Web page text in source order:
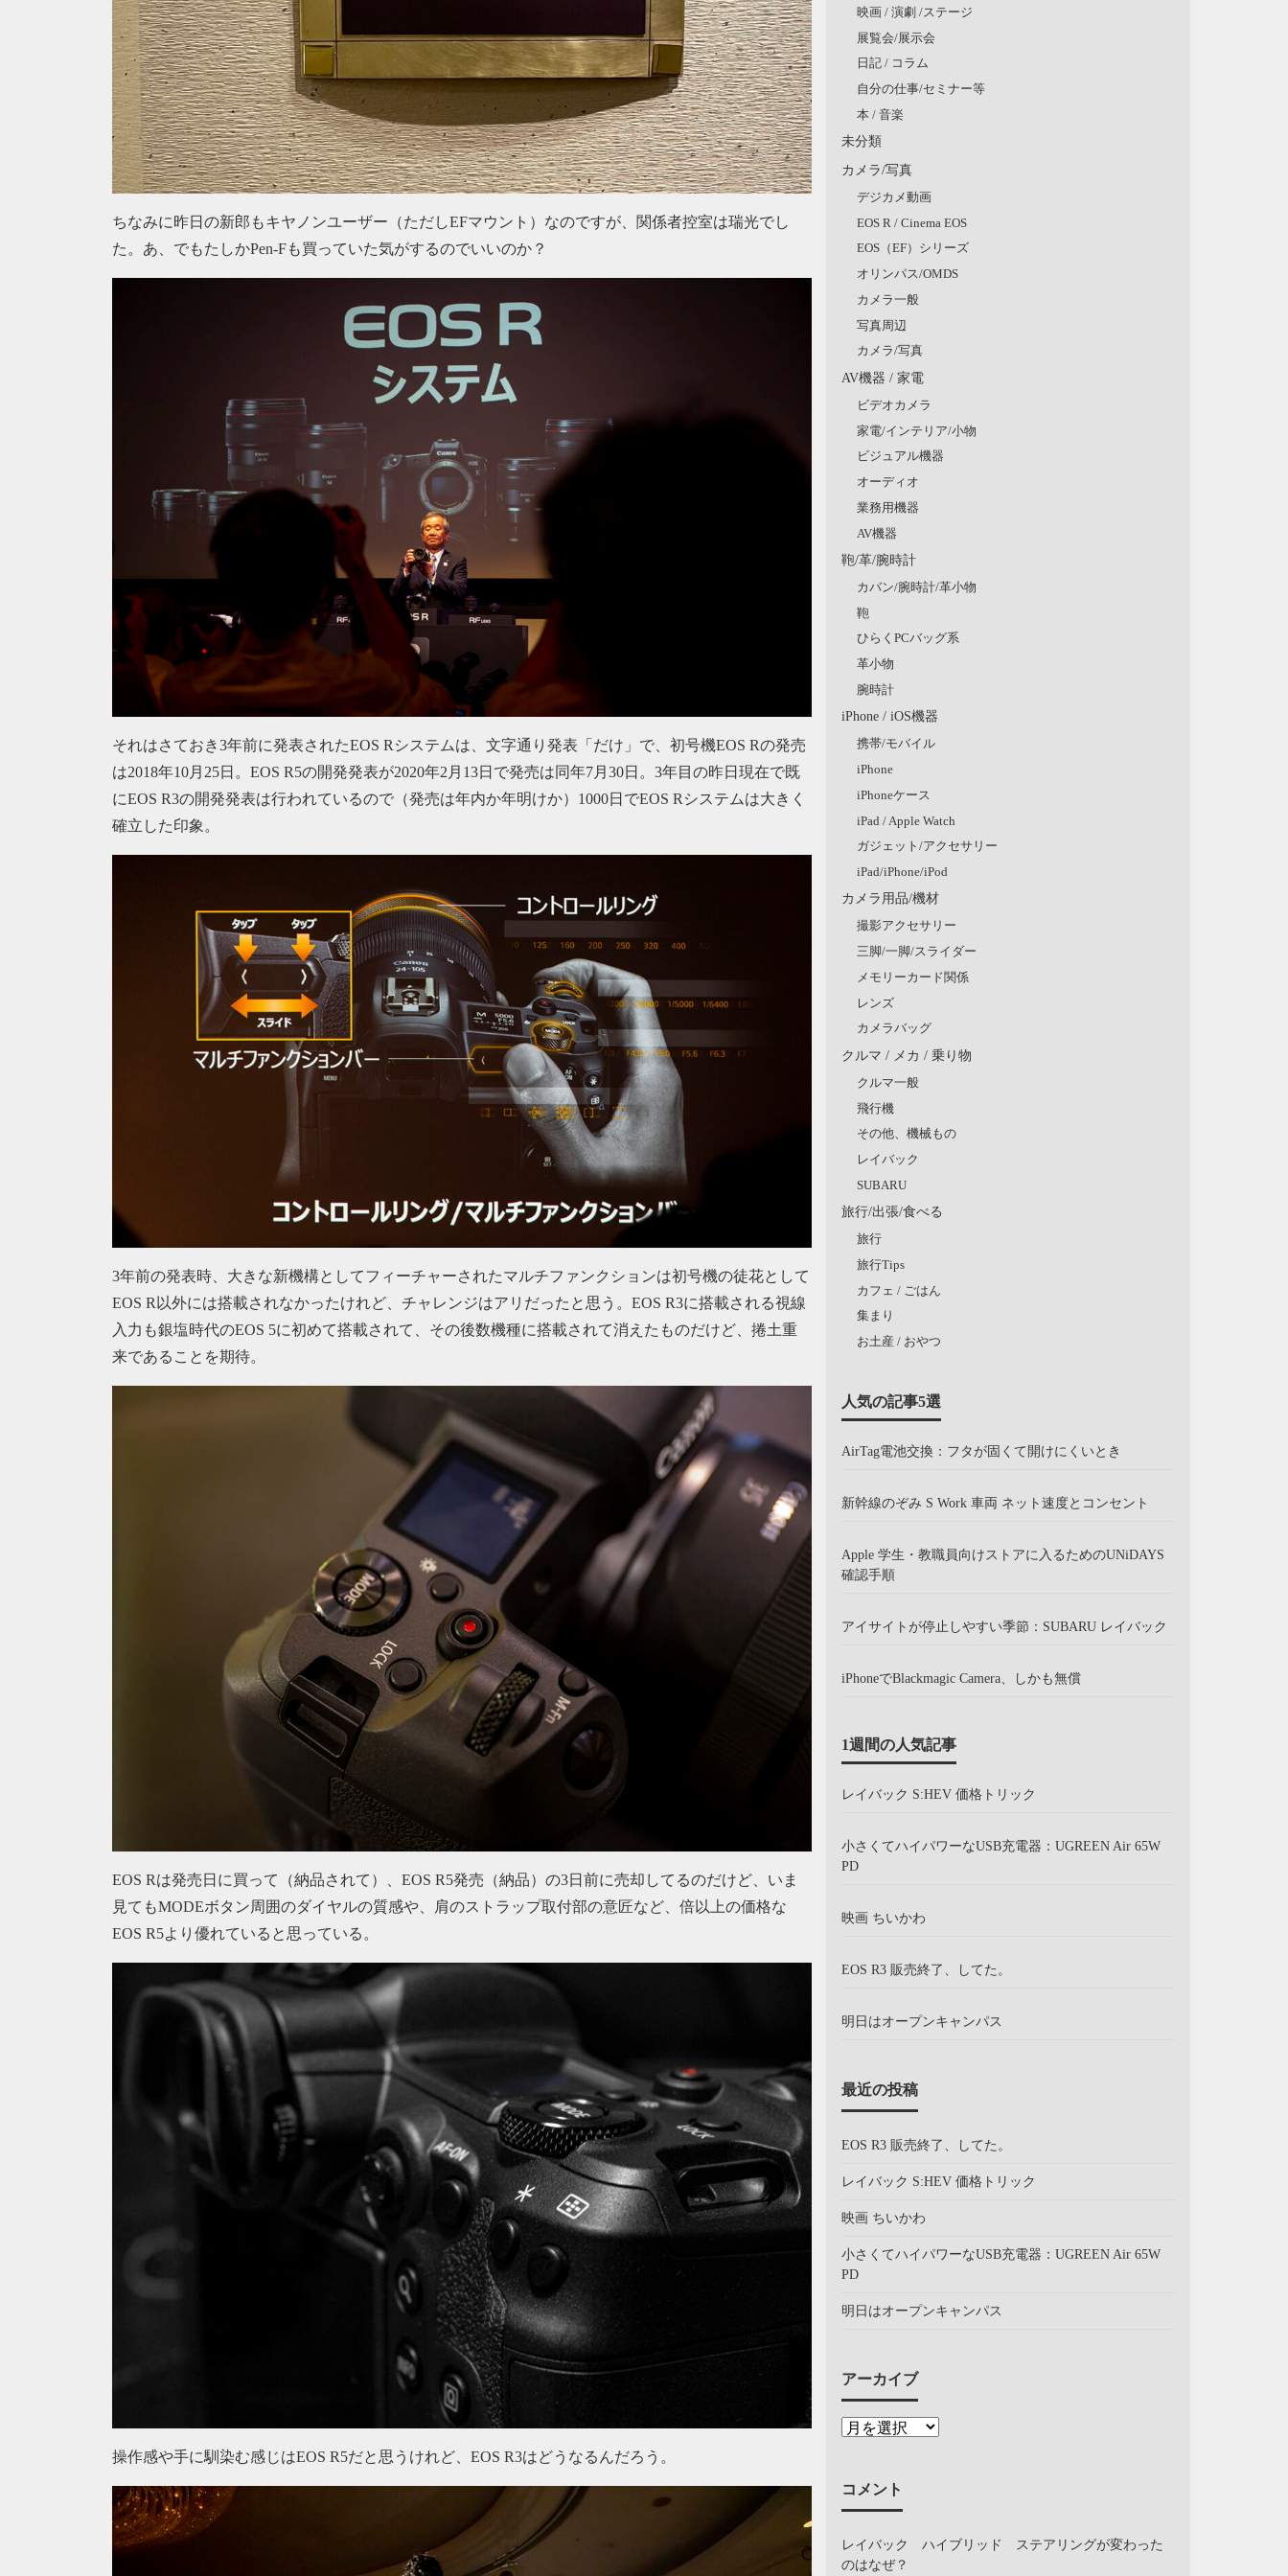
ちなみに昨日の新郎もキヤノンユーザー（ただしEFマウント）なのですが、関係者控室は瑞光でし
た。あ、でもたしかPen-Fも買っていた気がするのでいいのか？
それはさておき3年前に発表されたEOS Rシステムは、文字通り発表「だけ」で、初号機EOS Rの発売
は2018年10月25日。EOS R5の開発発表が2020年2月13日で発売は同年7月30日。3年目の昨日現在で既
にEOS R3の開発発表は行われているので（発売は年内か年明けか）1000日でEOS Rシステムは大きく
確立した印象。
3年前の発表時、大きな新機構としてフィーチャーされたマルチファンクションは初号機の徒花として
EOS R以外には搭載されなかったけれど、チャレンジはアリだったと思う。EOS R3に搭載される視線
入力も銀塩時代のEOS 5に初めて搭載されて、その後数機種に搭載されて消えたものだけど、捲土重
来であることを期待。
EOS Rは発売日に買って（納品されて）、EOS R5発売（納品）の3日前に売却してるのだけど、いま
見てもMODEボタン周囲のダイヤルの質感や、肩のストラップ取付部の意匠など、倍以上の価格な
EOS R5より優れていると思っている。
操作感や手に馴染む感じはEOS R5だと思うけれど、EOS R3はどうなるんだろう。
映画 / 演劇 /ステージ
展覧会/展示会
日記 / コラム
自分の仕事/セミナー等
本 / 音楽
未分類
カメラ/写真
デジカメ動画
EOS R / Cinema EOS
EOS（EF）シリーズ
オリンパス/OMDS
カメラ一般
写真周辺
カメラ/写真
AV機器 / 家電
ビデオカメラ
家電/インテリア/小物
ビジュアル機器
オーディオ
業務用機器
AV機器
鞄/革/腕時計
カバン/腕時計/革小物
鞄
ひらくPCバッグ系
革小物
腕時計
iPhone / iOS機器
携帯/モバイル
iPhone
iPhoneケース
iPad / Apple Watch
ガジェット/アクセサリー
iPad/iPhone/iPod
カメラ用品/機材
撮影アクセサリー
三脚/一脚/スライダー
メモリーカード関係
レンズ
カメラバッグ
クルマ / メカ / 乗り物
クルマ一般
飛行機
その他、機械もの
レイバック
SUBARU
旅行/出張/食べる
旅行
旅行Tips
カフェ / ごはん
集まり
お土産 / おやつ
人気の記事5選
AirTag電池交換：フタが固くて開けにくいとき
新幹線のぞみ S Work 車両 ネット速度とコンセント
Apple 学生・教職員向けストアに入るためのUNiDAYS
確認手順
アイサイトが停止しやすい季節：SUBARU レイバック
iPhoneでBlackmagic Camera、しかも無償
1週間の人気記事
レイバック S:HEV 価格トリック
小さくてハイパワーなUSB充電器：UGREEN Air 65W
PD
映画 ちいかわ
EOS R3 販売終了、してた。
明日はオープンキャンパス
最近の投稿
EOS R3 販売終了、してた。
レイバック S:HEV 価格トリック
映画 ちいかわ
小さくてハイパワーなUSB充電器：UGREEN Air 65W
PD
明日はオープンキャンパス
アーカイブ
コメント
レイバック ハイブリッド ステアリングが変わった
のはなぜ？